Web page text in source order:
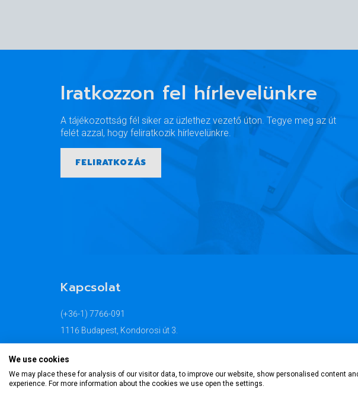
További információkat talál alább, a
Iratkozzon fel hírlevelünkre
A tájékozottság fél siker az üzlethez vezető úton. Tegye meg az út
felét azzal, hogy feliratkozik hírlevelünkre.
FELIRATKOZÁS
Kapcsolat
(+36-1) 7766-091
1116 Budapest, Kondorosi út 3.
TOVÁBB
We use cookies
We may place these for analysis of our visitor data, to improve our website, show personalised content
experience. For more information about the cookies we use open the settings.